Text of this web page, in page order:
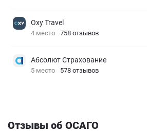
Oxy Travel
4 место 758 отзывов
Абсолют Страхование
5 место 578 отзывов
Отзывы об ОСАГО